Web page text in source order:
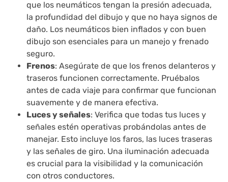
que los neumáticos tengan la presión adecuada,
la profundidad del dibujo y que no haya signos de
daño. Los neumáticos bien inflados y con buen
dibujo son esenciales para un manejo y frenado
seguro.
Frenos: Asegúrate de que los frenos delanteros y
traseros funcionen correctamente. Pruébalos
antes de cada viaje para confirmar que funcionan
suavemente y de manera efectiva.
Luces y señales: Verifica que todas tus luces y
señales estén operativas probándolas antes de
manejar. Esto incluye los faros, las luces traseras
y las señales de giro. Una iluminación adecuada
es crucial para la visibilidad y la comunicación
con otros conductores.